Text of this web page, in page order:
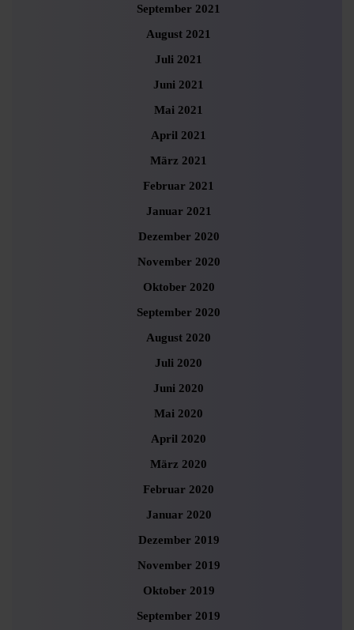
September 2021
August 2021
Juli 2021
Juni 2021
Mai 2021
April 2021
März 2021
Februar 2021
Januar 2021
Dezember 2020
November 2020
Oktober 2020
September 2020
August 2020
Juli 2020
Juni 2020
Mai 2020
April 2020
März 2020
Februar 2020
Januar 2020
Dezember 2019
November 2019
Oktober 2019
September 2019